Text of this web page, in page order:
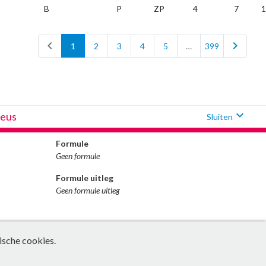
B P ZP 4 7
chevron_left 1 2 3 4 5 … 399 chevron_right
Sluiten expand_more
Formule
Geen formule
Formule uitleg
Geen formule uitleg
cookies.